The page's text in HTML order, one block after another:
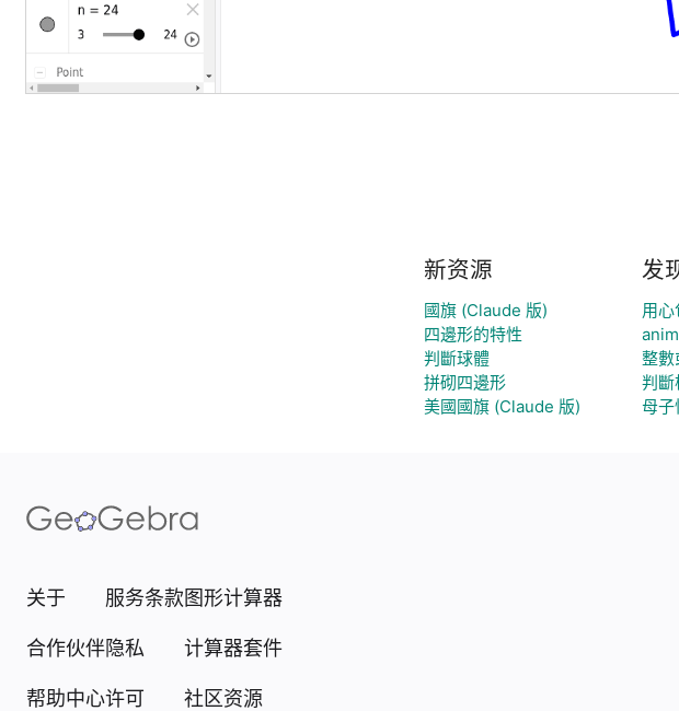
新资源
國旗 (Claude 版)
四邊形的特性
判斷球體
拼砌四邊形
美國國旗 (Claude 版)
发
用
整數
判斷
母子
关于
合作伙伴
帮助中心
服务条款
隐私
许可
图形计算器
计算器套件
社区资源